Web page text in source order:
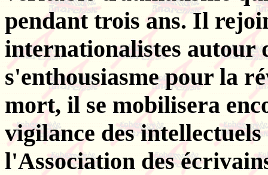
pendant trois ans. Il
internationalistes autour
s'enthousiasme pour la
mort, il se mobilisera
vigilance des
l'Association des